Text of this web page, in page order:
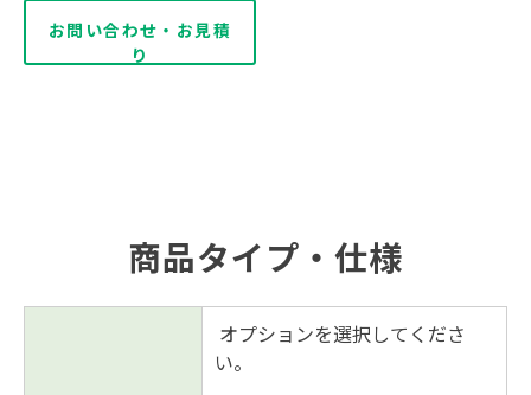
お問い合わせ・お見積
り
商品タイプ・仕様
オプションを選択してくださ
い。